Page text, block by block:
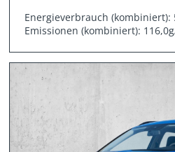
Energieverbrauch (kombiniert):
Emissionen (kombiniert):